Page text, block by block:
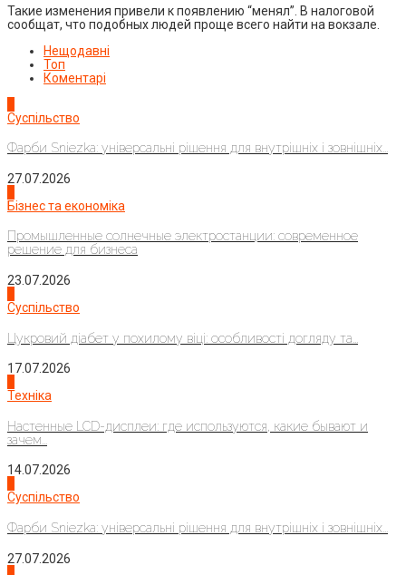
Такие изменения привели к появлению “менял”. В налоговой
сообщат, что подобных людей проще всего найти на вокзале.
Нещодавні
Топ
Коментарі
Суспільство
Фарби Sniezka: універсальні рішення для внутрішніх і зовнішніх...
27.07.2026
Бізнес та економіка
Промышленные солнечные электростанции: современное
решение для бизнеса
23.07.2026
Суспільство
Цукровий діабет у похилому віці: особливості догляду та...
17.07.2026
Техніка
Настенные LCD-дисплеи: где используются, какие бывают и
зачем...
14.07.2026
Суспільство
Фарби Sniezka: універсальні рішення для внутрішніх і зовнішніх...
27.07.2026